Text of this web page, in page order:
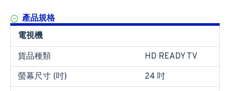
產品規格
電視機
貨品種類
HD READY TV
螢幕尺寸 (吋)
24 吋